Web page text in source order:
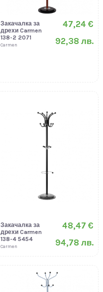
Закачалка за
дрехи Carmen
138-2 2071
Carmen
47,24 €
92,38 лв.
Закачалка за
дрехи Carmen
138-4 5454
Carmen
48,47 €
94,78 лв.